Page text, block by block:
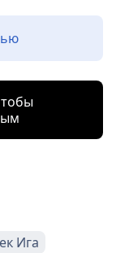
Ига